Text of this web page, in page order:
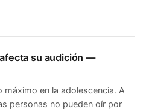
su audición —
en la adolescencia. A
personas no pueden oír por